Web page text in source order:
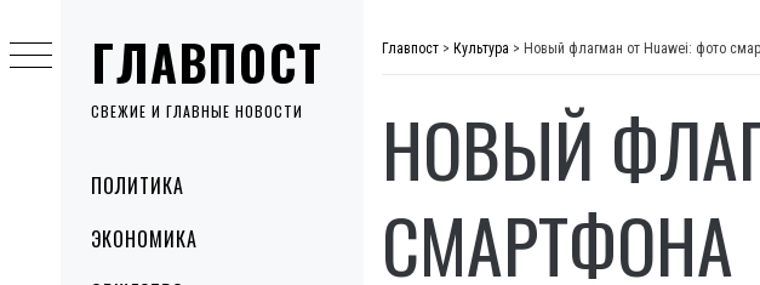
ГЛАВПОСТ
СВЕЖИЕ И ГЛАВНЫЕ НОВОСТИ
MenuПОЛИТИКА
ЭКОНОМИКА
to
content
Главпост > Культура > Новый флагман от Huawei: фото
НОВЫЙ
СМАРТФОНА